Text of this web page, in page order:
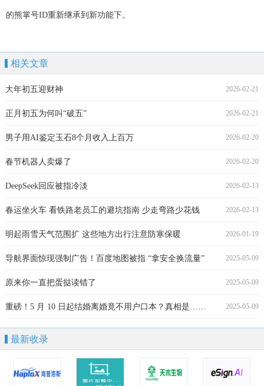
的熊掌号ID重新继承到新功能下。
相关文章
2026-02-21
大年初五迎财神
2026-02-21
正月初五为何叫“破五”
2026-02-20
男子用AI鉴定玉石8个月收入上百万
2026-02-20
春节机器人卖爆了
2026-02-13
DeepSeek回应被指冷淡
2026-02-13
春运坐火车 看铁路老员工的避坑指南 少走弯路少花钱
2026-01-19
明起雨雪天气范围扩 这些地方出行注意防寒保暖
2025-05-09
导航界面惊现强制广告！百度地图被指 “拿安全换流量”
2025-05-09
原来你一直把蛋挞读错了
2025-05-09
重磅！5 月 10 日起结婚离婚竟不用户口本？真相是……
最新收录